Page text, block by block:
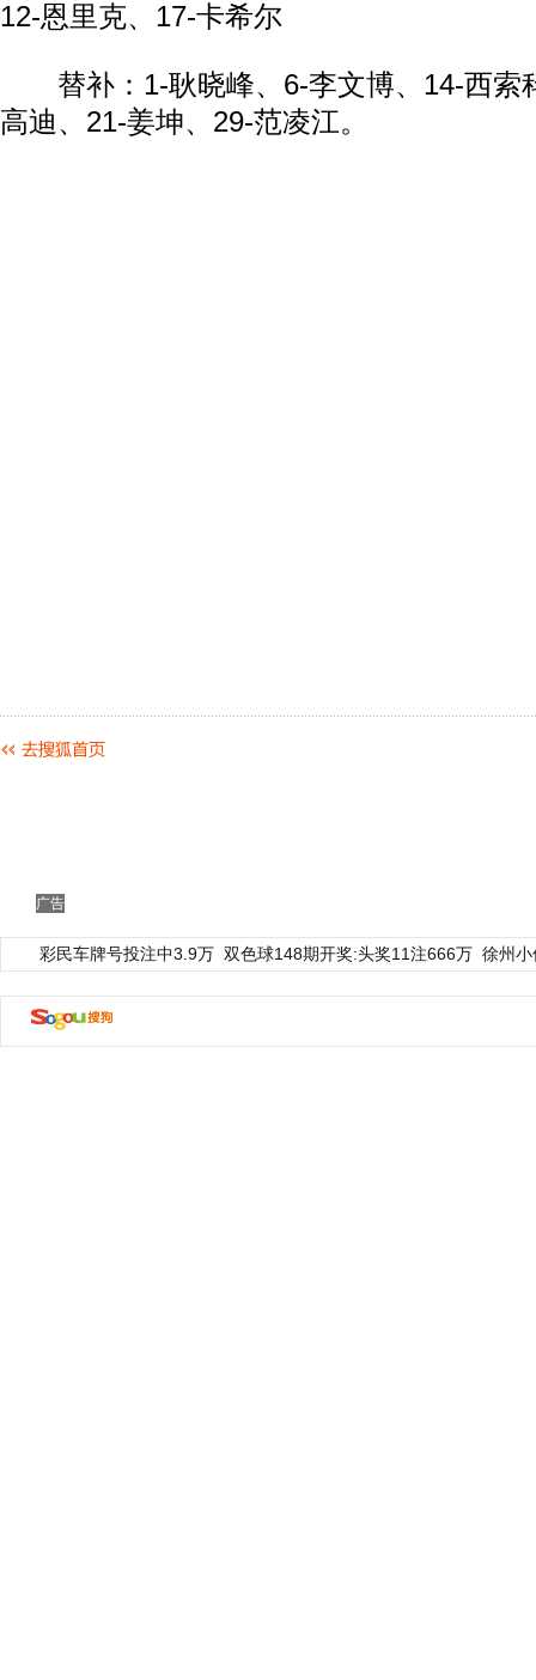
12-恩里克、17-卡希尔
替补：1-耿晓峰、6-李文博、14-西索
高迪、21-姜坤、29-范凌江。
广告
彩民车牌号投注中3.9万 双色球148期开奖:头奖11注666万 徐州